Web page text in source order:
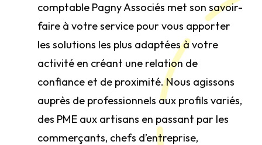
comptable Pagny Associés met son savoir-
faire à votre service pour vous apporter
les solutions les plus adaptées à votre
activité en créant une relation de
confiance et de proximité. Nous agissons
auprès de professionnels aux profils variés,
des PME aux artisans en passant par les
commerçants, chefs d’entreprise,